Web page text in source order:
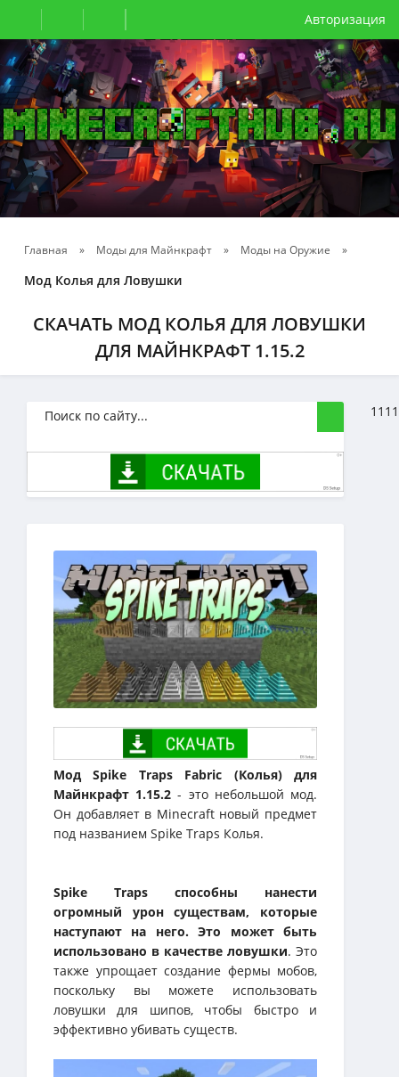
Авторизация
Главная » Моды для Майнкрафт » Моды на Оружие »
Мод Колья для Ловушки
СКАЧАТЬ МОД КОЛЬЯ ДЛЯ ЛОВУШКИ
ДЛЯ МАЙНКРАФТ 1.15.2
Мод Spike Traps Fabric (Колья) для
Майнкрафт 1.15.2 - это небольшой мод.
Он добавляет в Minecraft новый предмет
под названием Spike Traps Колья.
Spike Traps способны нанести
огромный урон существам, которые
наступают на него. Это может быть
использовано в качестве ловушки. Это
также упрощает создание фермы мобов,
поскольку вы можете использовать
ловушки для шипов, чтобы быстро и
эффективно убивать существ.
1111